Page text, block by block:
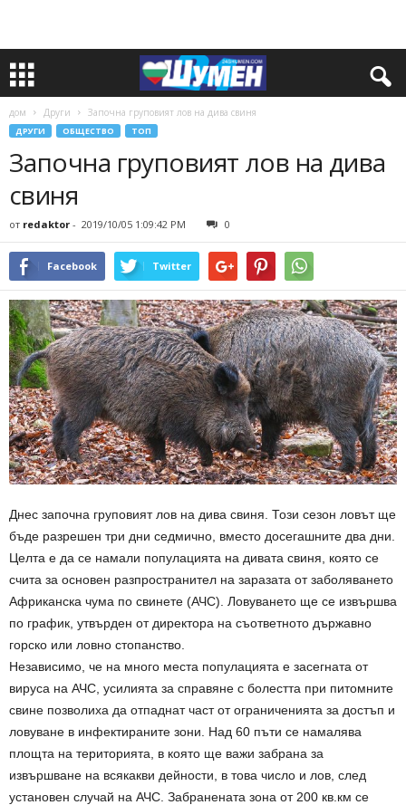
дом Други Започна груповият лов на дива свиня
ДРУГИ ОБЩЕСТВО ТОП
Започна груповият лов на дива
свиня
от redaktor - 2019/10/05 1:09:42 PM 0
Facebook Twitter
Днес започна груповият лов на дива свиня. Този сезон ловът ще
бъде разрешен три дни седмично, вместо досегашните два дни.
Целта е да се намали популацията на дивата свиня, която се
счита за основен разпространител на заразата от заболяването
Африканска чума по свинете (АЧС). Ловуването ще се извършва
по график, утвърден от директора на съответното държавно
горско или ловно стопанство.
Независимо, че на много места популацията е засегната от
вируса на АЧС, усилията за справяне с болестта при питомните
свине позволиха да отпаднат част от ограниченията за достъп и
ловуване в инфектираните зони. Над 60 пъти се намалява
площта на територията, в която ще важи забрана за
извършване на всякакви дейности, в това число и лов, след
установен случай на АЧС. Забранената зона от 200 кв.км се